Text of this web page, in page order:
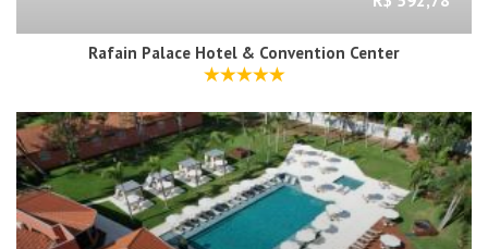
Rafain Palace Hotel & Convention Center